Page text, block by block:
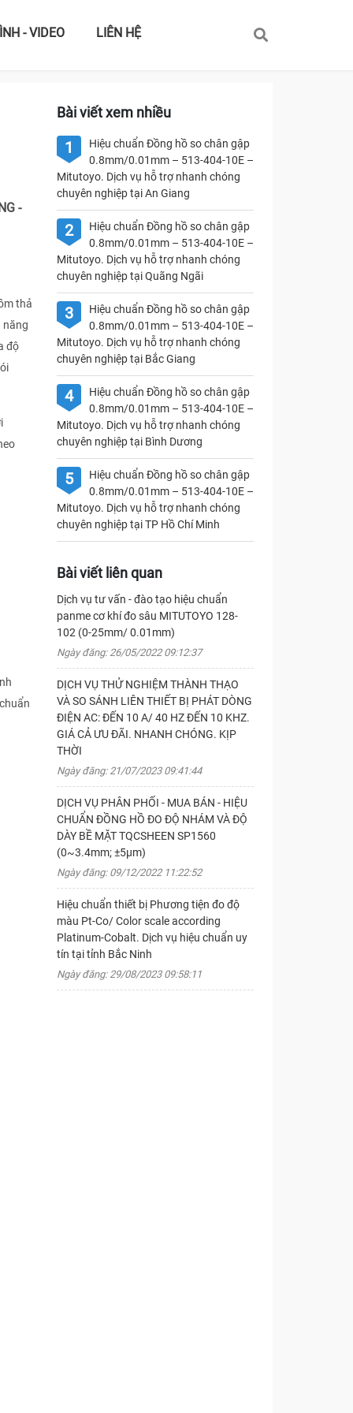
- VIDEO LIÊN HỆ
-
thả
năng
độ
Bài viết xem nhiều
1
Hiệu chuẩn Đồng hồ so chân gập
0.8mm/0.01mm – 513-404-10E –
Mitutoyo. Dịch vụ hỗ trợ nhanh chóng
chuyên nghiệp tại An Giang
2
Hiệu chuẩn Đồng hồ so chân gập
0.8mm/0.01mm – 513-404-10E –
Mitutoyo. Dịch vụ hỗ trợ nhanh chóng
chuyên nghiệp tại Quãng Ngãi
3
Hiệu chuẩn Đồng hồ so chân gập
0.8mm/0.01mm – 513-404-10E –
Mitutoyo. Dịch vụ hỗ trợ nhanh chóng
chuyên nghiệp tại Bắc Giang
4
Hiệu chuẩn Đồng hồ so chân gập
0.8mm/0.01mm – 513-404-10E –
Mitutoyo. Dịch vụ hỗ trợ nhanh chóng
chuyên nghiệp tại Bình Dương
5
Hiệu chuẩn Đồng hồ so chân gập
0.8mm/0.01mm – 513-404-10E –
Mitutoyo. Dịch vụ hỗ trợ nhanh chóng
chuyên nghiệp tại TP Hồ Chí Minh
Bài viết liên quan
Dịch vụ tư vấn - đào tạo hiệu chuẩn
panme cơ khí đo sâu MITUTOYO 128-
102 (0-25mm/ 0.01mm)
Ngày đăng: 26/05/2022 09:12:37
DỊCH VỤ THỬ NGHIỆM THÀNH THẠO
VÀ SO SÁNH LIÊN THIẾT BỊ PHÁT DÒNG
ĐIỆN AC: ĐẾN 10 A/ 40 HZ ĐẾN 10 KHZ.
GIÁ CẢ ƯU ĐÃI. NHANH CHÓNG. KỊP
THỜI
Ngày đăng: 21/07/2023 09:41:44
DỊCH VỤ PHÂN PHỐI - MUA BÁN - HIỆU
CHUẨN ĐỒNG HỒ ĐO ĐỘ NHÁM VÀ ĐỘ
DÀY BỀ MẶT TQCSHEEN SP1560
(0~3.4mm; ±5µm)
Ngày đăng: 09/12/2022 11:22:52
Hiệu chuẩn thiết bị Phương tiện đo độ
màu Pt-Co/ Color scale according
Platinum-Cobalt. Dịch vụ hiệu chuẩn uy
tín tại tỉnh Bắc Ninh
Ngày đăng: 29/08/2023 09:58:11